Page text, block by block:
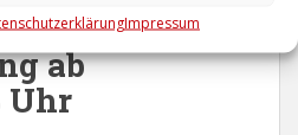
Impressum
Germany 2023
ab
Uhr